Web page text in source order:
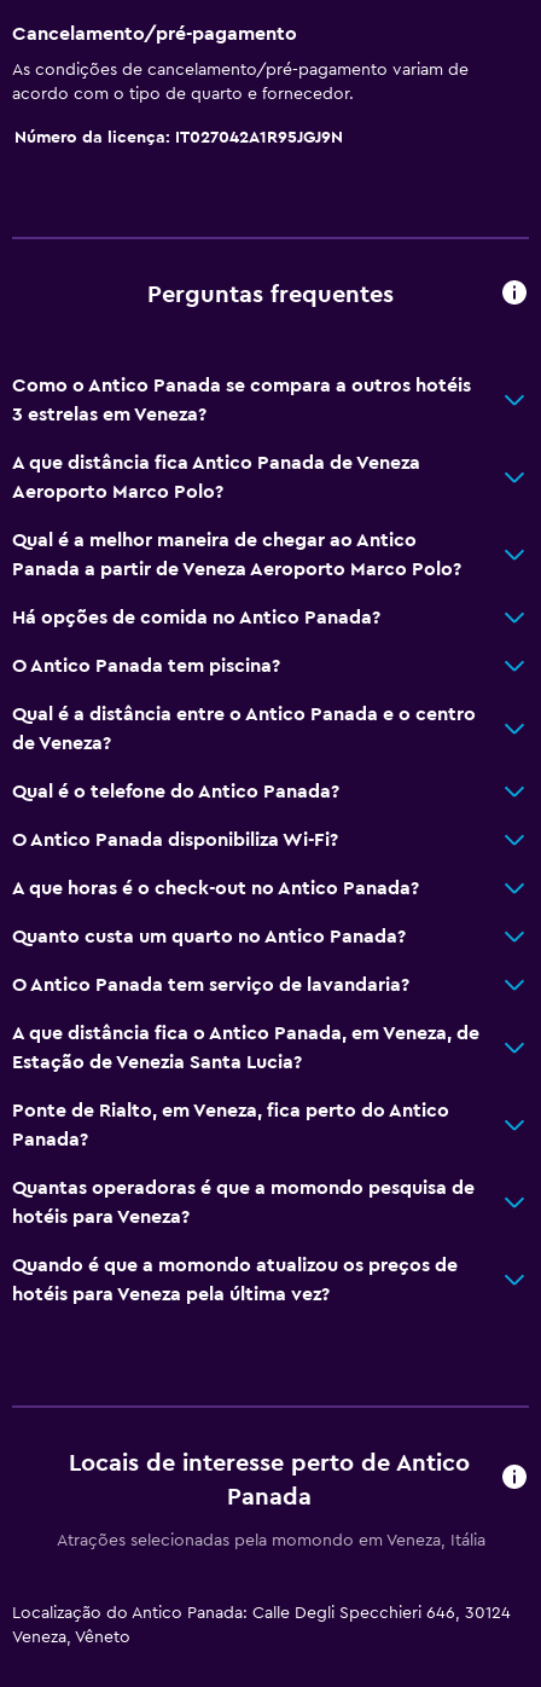
Restaurantes
Restaurante
Quartos insonorizados
Telefone
Acessibilidade e conveniência
Quarto para não fumadores
Elevador
Serviço de lavandaria
Saúde e segurança
Limpeza diária
Multimédia e entretenimento
Área de trabalho
Secretária
Adequado a famílias
Serviço de babysitter ou acompanhamento de crianças
Cancelamento/pré-pagamento
As condições de cancelamento/pré-pagamento variam de
acordo com o tipo de quarto e fornecedor.
Número da licença: IT027042A1R95JGJ9N
Perguntas frequentes
Como o Antico Panada se compara a outros hotéis
3 estrelas em Veneza?
A que distância fica Antico Panada de Veneza
Aeroporto Marco Polo?
Qual é a melhor maneira de chegar ao Antico
Panada a partir de Veneza Aeroporto Marco Polo?
Há opções de comida no Antico Panada?
O Antico Panada tem piscina?
Qual é a distância entre o Antico Panada e o centro
de Veneza?
Qual é o telefone do Antico Panada?
O Antico Panada disponibiliza Wi-Fi?
A que horas é o check-out no Antico Panada?
Quanto custa um quarto no Antico Panada?
O Antico Panada tem serviço de lavandaria?
A que distância fica o Antico Panada, em Veneza, de
Estação de Venezia Santa Lucia?
Ponte de Rialto, em Veneza, fica perto do Antico
Panada?
Quantas operadoras é que a momondo pesquisa de
hotéis para Veneza?
Quando é que a momondo atualizou os preços de
hotéis para Veneza pela última vez?
Locais de interesse perto de Antico
Panada
Atrações selecionadas pela momondo em Veneza, Itália
Localização do Antico Panada: Calle Degli Specchieri 646, 30124
Veneza, Vêneto